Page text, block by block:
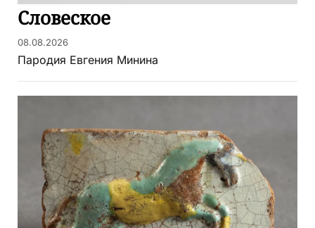
Словеское
08.08.2026
Пародия Евгения Минина